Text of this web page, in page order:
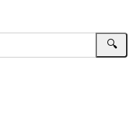
🔍